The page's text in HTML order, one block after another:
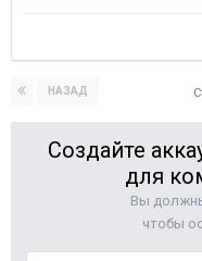
НАЗАД
Создайте
для
Вы
чтобы